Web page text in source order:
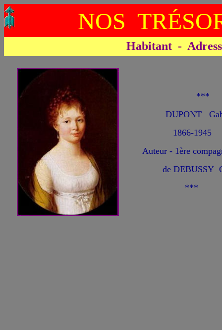
NOS
Habitant -
DUPONT
1866-1945
Auteur - 1ère
de DEBUSSY
***